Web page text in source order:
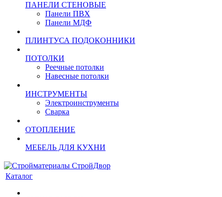
ПАНЕЛИ СТЕНОВЫЕ
Панели ПВХ
Панели МДФ
ПЛИНТУСА ПОДОКОННИКИ
ПОТОЛКИ
Реечные потолки
Навесные потолки
ИНСТРУМЕНТЫ
Электроинструменты
Сварка
ОТОПЛЕНИЕ
МЕБЕЛЬ ДЛЯ КУХНИ
Каталог